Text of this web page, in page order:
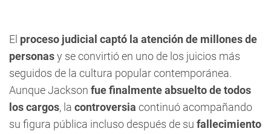
El proceso judicial captó la atención de millones de
personasy se convirtió en uno de los juicios más
seguidos de la cultura popular contemporánea.
Aunque Jackson fue finalmente absuelto de todos
los cargos, la controversia continuó acompañando
su figura pública incluso después de su fallecimiento